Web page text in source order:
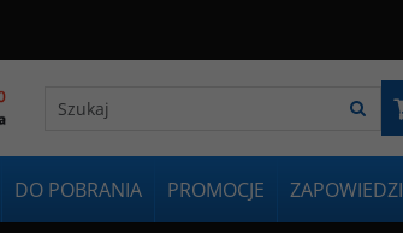
DO POBRANIA PROMOCJE ZAPOWIEDZI